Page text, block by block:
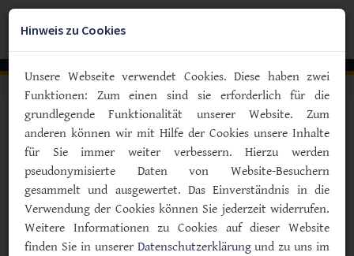
Zum
Hauptinhalt
Vorlesen
Treffen und Termine
2026
12 12.08.2026
Hinweis zu Cookies
Unsere Webseite verwendet Cookies. Diese haben zwei
Funktionen: Zum einen sind sie erforderlich für die
grundlegende Funktionalität unserer Website. Zum
anderen können wir mit Hilfe der Cookies unsere Inhalte
für Sie immer weiter verbessern. Hierzu werden
pseudonymisierte Daten von Website-Besuchern
gesammelt und ausgewertet. Das Einverständnis in die
Verwendung der Cookies können Sie jederzeit widerrufen.
Weitere Informationen zu Cookies auf dieser Website
finden Sie in unserer Datenschutzerklärungund zu uns im